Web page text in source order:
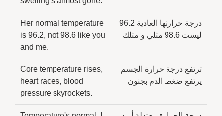
درجة حرارتها العادية 96.2
ليست 98.6 مثلي و مثلك
Her normal temperature
is 96.2, not 98.6 like you
and me.
ترتفع درجة حرارة الجسم
يرتفع ضغط الدم بجنون
Core temperature rises,
heart races, blood
pressure skyrockets.